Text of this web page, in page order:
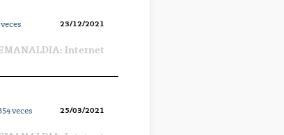
23/12/2021
veces
Internet
25/03/2021
veces